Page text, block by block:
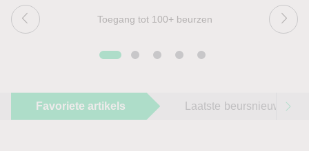
Toegang tot 100+ beurzen
Favoriete artikels Laatste beursnieuws